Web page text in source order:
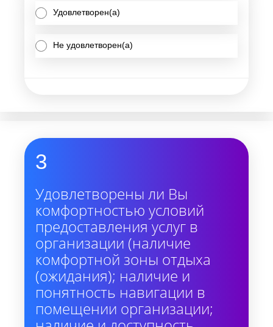
Удовлетворен(а)
Не удовлетворен(а)
3
Удовлетворены ли Вы
комфортностью условий
предоставления услуг в
организации (наличие
комфортной зоны отдыха
(ожидания); наличие и
понятность навигации в
помещении организации;